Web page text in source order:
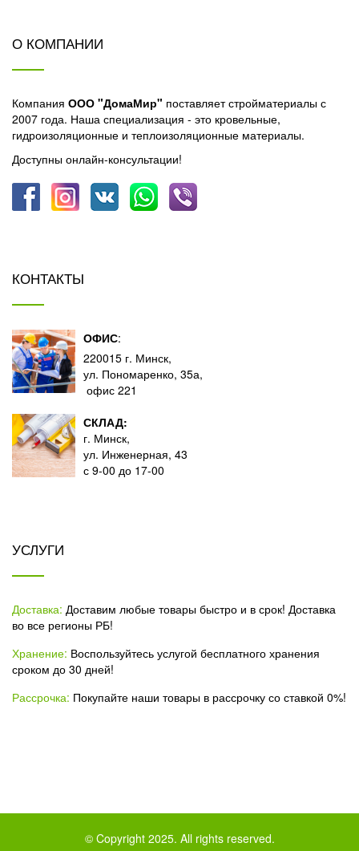
О КОМПАНИИ
Компания ООО "ДомаМир" поставляет стройматериалы с
2007 года. Наша специализация - это кровельные,
гидроизоляционные и теплоизоляционные материалы.
Доступны онлайн-консультации!
КОНТАКТЫ
ОФИС:
220015 г. Минск,
ул. Пономаренко, 35а,
офис 221
СКЛАД:
г. Минск,
ул. Инженерная, 43
с 9-00 до 17-00
УСЛУГИ
Доставка: Доставим любые товары быстро и в срок! Доставка
во все регионы РБ!
Хранение: Воспользуйтесь услугой бесплатного хранения
сроком до 30 дней!
Рассрочка: Покупайте наши товары в рассрочку со ставкой 0%!
© Copyright 2025. All rights reserved.